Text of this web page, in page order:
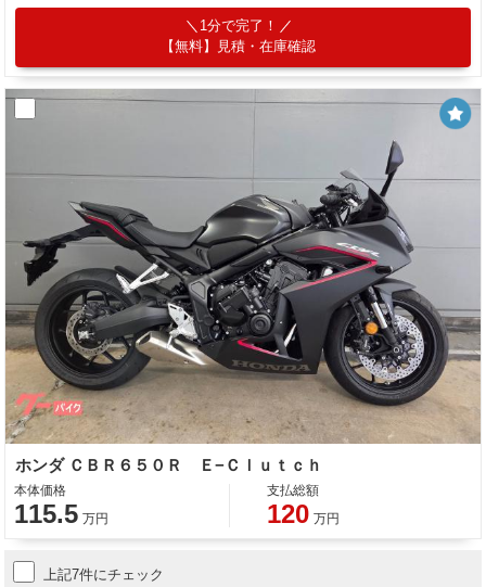
1分で完了！
【無料】見積・在庫確認
ホンダ ＣＢＲ６５０Ｒ Ｅ−Ｃｌｕｔｃｈ
本体価格
115.5 万円
支払総額
120 万円
上記7件にチェック